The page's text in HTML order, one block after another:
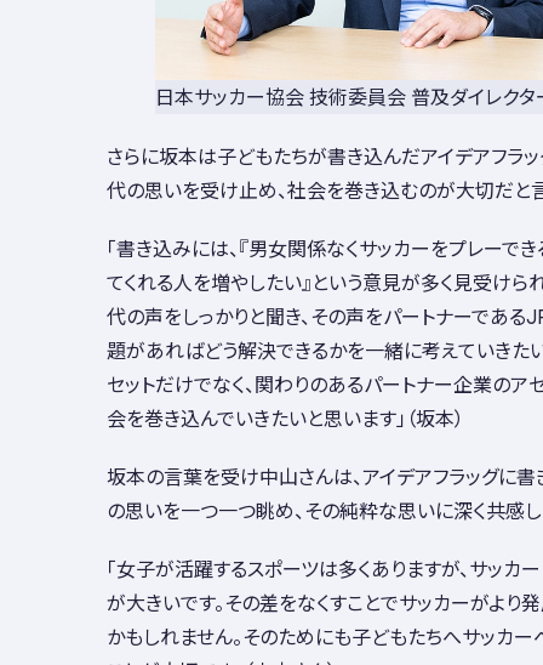
日本サッカー協会 技術委員会 普及ダイレク
さらに坂本は子どもたちが書き込んだアイデアフラ
代の思いを受け止め、社会を巻き込むのが大切だと
「書き込みには、『男女関係なくサッカーをプレーで
てくれる人を増やしたい』という意見が多く見受けら
代の声をしっかりと聞き、その声をパートナーである
題があればどう解決できるかを一緒に考えていきた
セットだけでなく、関わりのあるパートナー企業のア
会を巻き込んでいきたいと思います」（坂本）
坂本の言葉を受け中山さんは、アイデアフラッグに
の思いを一つ一つ眺め、その純粋な思いに深く共感し
「女子が活躍するスポーツは多くありますが、サッカ
が大きいです。その差をなくすことでサッカーがより
かもしれません。そのためにも子どもたちへサッカ